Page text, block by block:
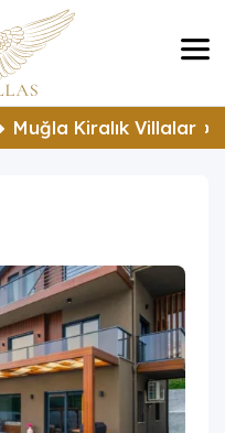
Muğla Kiralık Villalar